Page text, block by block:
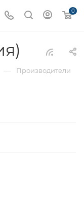
0
— Производители